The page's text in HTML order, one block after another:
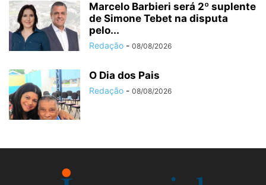
Marcelo Barbieri será 2º suplente
de Simone Tebet na disputa
pelo...
Redação - 08/08/2026
O Dia dos Pais
Redação - 08/08/2026